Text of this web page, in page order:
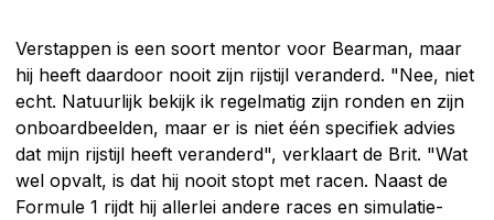
Verstappen is een soort mentor voor Bearman, maar
hij heeft daardoor nooit zijn rijstijl veranderd. "Nee, niet
echt. Natuurlijk bekijk ik regelmatig zijn ronden en zijn
onboardbeelden, maar er is niet één specifiek advies
dat mijn rijstijl heeft veranderd", verklaart de Brit. "Wat
wel opvalt, is dat hij nooit stopt met racen. Naast de
Formule 1 rijdt hij allerlei andere races en simulatie-